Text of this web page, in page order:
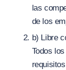
las
de los
b) Libre
Todos